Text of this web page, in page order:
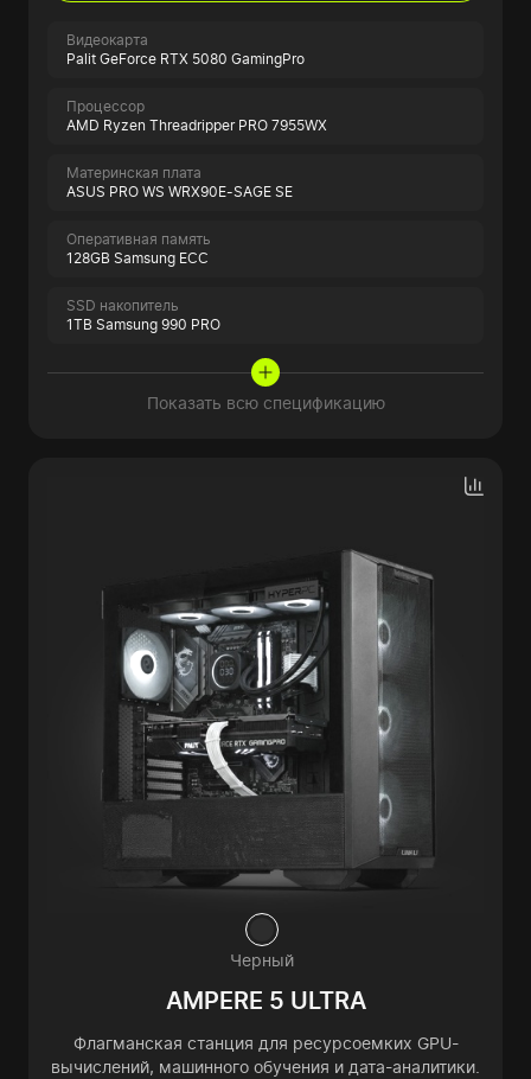
Видеокарта
Palit GeForce RTX 5080 GamingPro
Процессор
AMD Ryzen Threadripper PRO 7955WX
Материнская плата
ASUS PRO WS WRX90E-SAGE SE
Оперативная память
128GB Samsung ECC
SSD накопитель
1TB Samsung 990 PRO
Показать всю спецификацию
Черный
AMPERE 5 ULTRA
Флагманская станция для ресурсоемких GPU-
вычислений, машинного обучения и дата-аналитики.